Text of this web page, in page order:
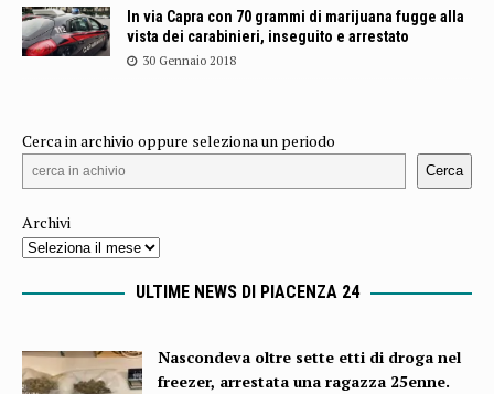
In via Capra con 70 grammi di marijuana fugge alla
vista dei carabinieri, inseguito e arrestato
30 Gennaio 2018
Cerca in archivio oppure seleziona un periodo
Cerca
Archivi
ULTIME NEWS DI PIACENZA 24
Nascondeva oltre sette etti di droga nel
freezer, arrestata una ragazza 25enne.